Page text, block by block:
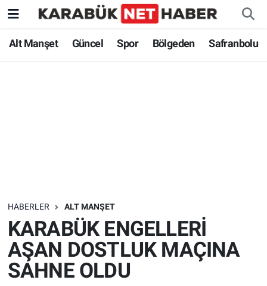
Alt Manşet Güncel Spor Bölgeden Safranbolu
HABERLER ALT MANŞET
KARABÜK ENGELLERİ
AŞAN DOSTLUK MAÇINA
SAHNE OLDU